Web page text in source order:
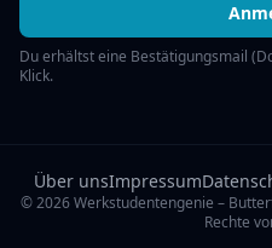
Du erhältst eine Bestätigungsmail
Klick.
Über unsImpressum
©2026Werkstudentengenie –
Rechte